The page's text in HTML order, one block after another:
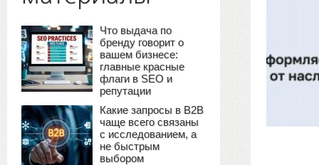
Что выдача по
бренду говорит о
вашем бизнесе:
главные красные
флаги в SEO и
репутации
Какие запросы в B2B
чаще всего связаны
с исследованием, а
не быстрым
выбором